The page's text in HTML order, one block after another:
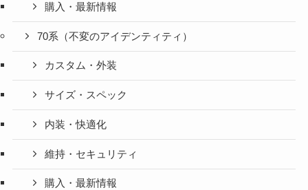
購入・最新情報
70系（不変のアイデンティティ）
カスタム・外装
サイズ・スペック
内装・快適化
維持・セキュリティ
購入・最新情報